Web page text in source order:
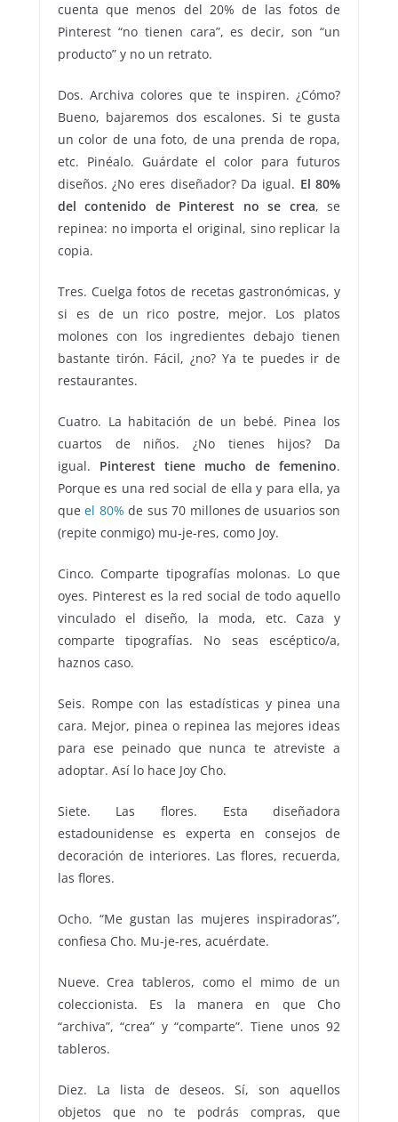
cuenta que menos del 20% de las fotos de
Pinterest “no tienen cara”, es decir, son “un
producto” y no un retrato.
Dos. Archiva colores que te inspiren. ¿Cómo?
Bueno, bajaremos dos escalones. Si te gusta
un color de una foto, de una prenda de ropa,
etc. Pinéalo. Guárdate el color para futuros
diseños. ¿No eres diseñador? Da igual. El 80%
del contenido de Pinterest no se crea, se
repinea: no importa el original, sino replicar la
copia.
Tres. Cuelga fotos de recetas gastronómicas, y
si es de un rico postre, mejor. Los platos
molones con los ingredientes debajo tienen
bastante tirón. Fácil, ¿no? Ya te puedes ir de
restaurantes.
Cuatro. La habitación de un bebé. Pinea los
cuartos de niños. ¿No tienes hijos? Da
igual. Pinterest tiene mucho de femenino.
Porque es una red social de ella y para ella, ya
queel 80% de sus 70 millones de usuarios son
(repite conmigo) mu-je-res, como Joy.
Cinco. Comparte tipografías molonas. Lo que
oyes. Pinterest es la red social de todo aquello
vinculado el diseño, la moda, etc. Caza y
comparte tipografías. No seas escéptico/a,
haznos caso.
Seis. Rompe con las estadísticas y pinea una
cara. Mejor, pinea o repinea las mejores ideas
para ese peinado que nunca te atreviste a
adoptar. Así lo hace Joy Cho.
Siete. Las flores. Esta diseñadora
estadounidense es experta en consejos de
decoración de interiores. Las flores, recuerda,
las flores.
Ocho. “Me gustan las mujeres inspiradoras”,
confiesa Cho. Mu-je-res, acuérdate.
Nueve. Crea tableros, como el mimo de un
coleccionista. Es la manera en que Cho
“archiva”, “crea” y “comparte”. Tiene unos 92
tableros.
Diez. La lista de deseos. Sí, son aquellos
objetos que no te podrás compras, que